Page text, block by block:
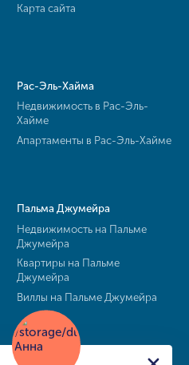
Карта сайта
Рас-Эль-Хайма
Недвижимость в Рас-Эль-
Хайме
Апартаменты в Рас-Эль-Хайме
Пальма Джумейра
Недвижимость на Пальме
Джумейра
Квартиры на Пальме
Джумейра
Виллы на Пальме Джумейра